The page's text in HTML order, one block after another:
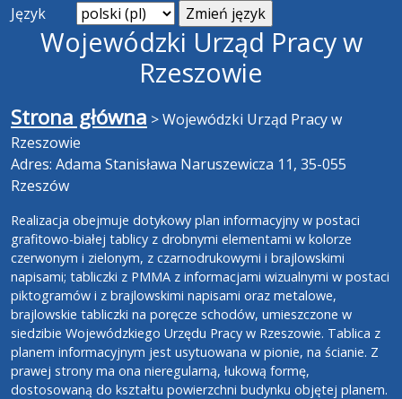
Język
Wojewódzki Urząd Pracy w
Rzeszowie
Strona główna >Wojewódzki Urząd Pracy w
Rzeszowie
Adres: Adama Stanisława Naruszewicza 11, 35-055
Rzeszów
Realizacja obejmuje dotykowy plan informacyjny w postaci
grafitowo-białej tablicy z drobnymi elementami w kolorze
czerwonym i zielonym, z czarnodrukowymi i brajlowskimi
napisami; tabliczki z PMMA z informacjami wizualnymi w postaci
piktogramów i z brajlowskimi napisami oraz metalowe,
brajlowskie tabliczki na poręcze schodów, umieszczone w
siedzibie Wojewódzkiego Urzędu Pracy w Rzeszowie. Tablica z
planem informacyjnym jest usytuowana w pionie, na ścianie. Z
prawej strony ma ona nieregularną, łukową formę,
dostosowaną do kształtu powierzchni budynku objętej planem.